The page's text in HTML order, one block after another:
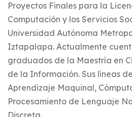
Proyectos Finales para la
Computación y los Servicios
Universidad Autónoma
Iztapalapa. Actualmente
graduados de la Maestría en
de la Información. Sus líneas
Aprendizaje Maquinal,
Procesamiento de Lenguaje
Discreta.